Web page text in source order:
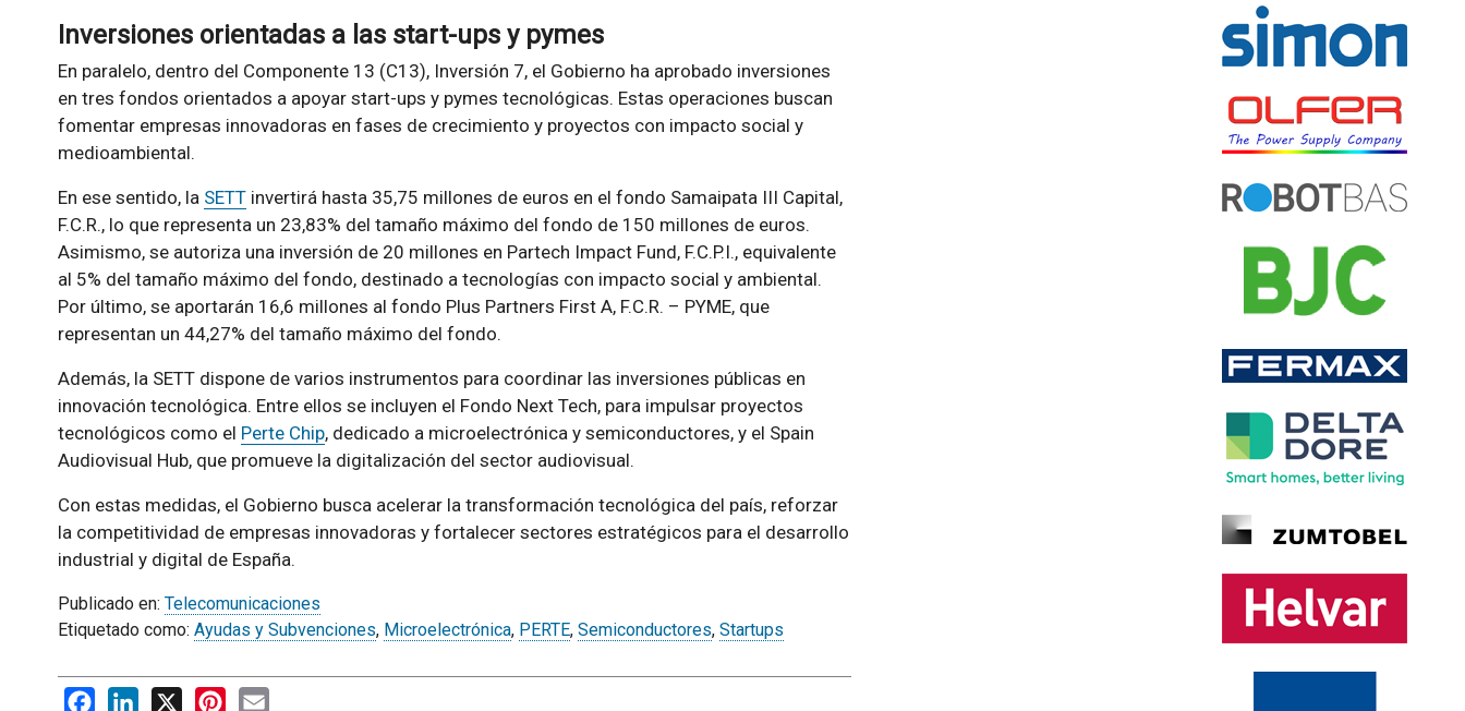
Inversiones orientadas a las start-ups y pymes
En paralelo, dentro del Componente 13 (C13), Inversión 7, el Gobierno ha aprobado inversiones
en tres fondos orientados a apoyar start-ups y pymes tecnológicas. Estas operaciones buscan
fomentar empresas innovadoras en fases de crecimiento y proyectos con impacto social y
medioambiental.
En ese sentido, la SETTinvertirá hasta 35,75 millones de euros en el fondo Samaipata III Capital,
F.C.R., lo que representa un 23,83% del tamaño máximo del fondo de 150 millones de euros.
Asimismo, se autoriza una inversión de 20 millones en Partech Impact Fund, F.C.P.I., equivalente
al 5% del tamaño máximo del fondo, destinado a tecnologías con impacto social y ambiental.
Por último, se aportarán 16,6 millones al fondo Plus Partners First A, F.C.R. – PYME, que
representan un 44,27% del tamaño máximo del fondo.
Además, la SETT dispone de varios instrumentos para coordinar las inversiones públicas en
innovación tecnológica. Entre ellos se incluyen el Fondo Next Tech, para impulsar proyectos
tecnológicos como el Perte Chip, dedicado a microelectrónica y semiconductores, y el Spain
Audiovisual Hub, que promueve la digitalización del sector audiovisual.
Con estas medidas, el Gobierno busca acelerar la transformación tecnológica del país, reforzar
la competitividad de empresas innovadoras y fortalecer sectores estratégicos para el desarrollo
industrial y digital de España.
Publicado en: Telecomunicaciones
Etiquetado como: Ayudas y Subvenciones, Microelectrónica, PERTE, Semiconductores, Startups
FacebookLinkedIn
X PinterestEmail